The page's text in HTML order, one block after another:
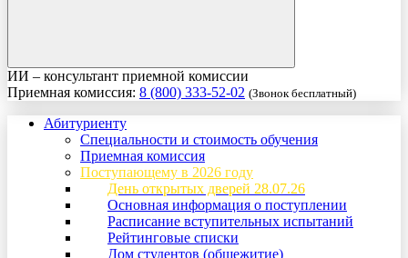
ИИ – консультант приемной комиссии
Приемная комиссия: 8 (800) 333-52-02 (Звонок бесплатный)
Абитуриенту
Специальности и стоимость обучения
Приемная комиссия
Поступающему в 2026 году
День открытых дверей 28.07.26
Основная информация о поступлении
Расписание вступительных испытаний
Рейтинговые списки
Дом студентов (общежитие)